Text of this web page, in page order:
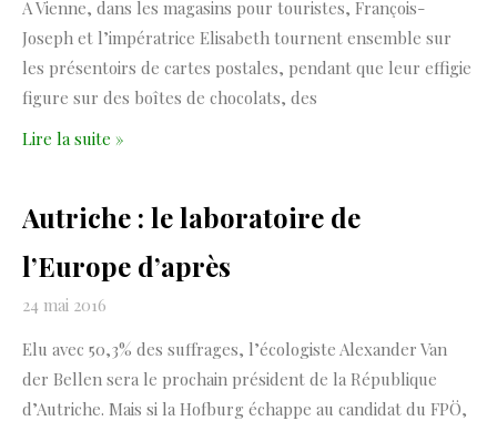
A Vienne, dans les magasins pour touristes, François-
Joseph et l’impératrice Elisabeth tournent ensemble sur
les présentoirs de cartes postales, pendant que leur effigie
figure sur des boîtes de chocolats, des
Lire la suite »
Autriche : le laboratoire de
l’Europe d’après
24 mai 2016
Elu avec 50,3% des suffrages, l’écologiste Alexander Van
der Bellen sera le prochain président de la République
d’Autriche. Mais si la Hofburg échappe au candidat du FPÖ,